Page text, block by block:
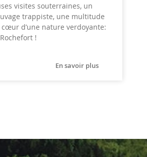
visites souterraines, un
trappiste, une multitude
cœur d’une nature verdoyante:
!
En savoir plus